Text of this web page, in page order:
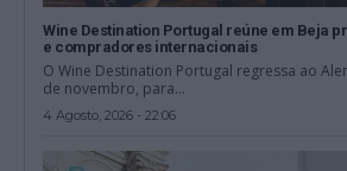
Wine Destination Portugal reúne em Beja
e compradores internacionais
O Wine Destination Portugal regressa ao
de novembro, para...
4 Agosto, 2026 - 22:06